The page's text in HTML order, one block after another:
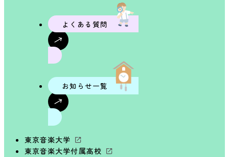
よくある質問
お知らせ一覧
東京音楽大学
東京音楽大学付属高校